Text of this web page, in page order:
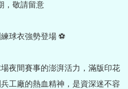
，敬請留意
球衣強勢登場 ⚽
夜間賽事的澎湃活力，滿版印花
工廠的熱血精神，是資深迷不容